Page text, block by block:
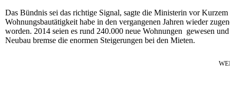
Das Bündnis sei das richtige Signal, sagte die Ministerin vor
Wohnungsbautätigkeit habe in den vergangenen Jahren wieder
worden. 2014 seien es rund 240.000 neue Wohnungen gewesen
Neubau bremse die enormen Steigerungen bei den Mieten.